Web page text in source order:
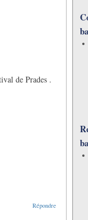
de Prades .
Répondre